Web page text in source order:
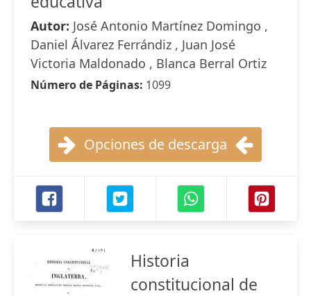
Autor: José Antonio Martínez Domingo ,
Daniel Álvarez Ferrándiz , Juan José
Victoria Maldonado , Blanca Berral Ortiz
Número de Páginas: 1099
Opciones de descarga
Historia
constitucional de